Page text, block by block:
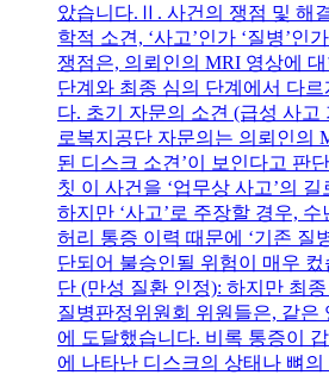
았습니다.Ⅱ. 사건의 쟁점 및 해
학적 소견, ‘사고’인가 ‘질병’인
쟁점은, 의뢰인의 MRI 영상에
단계와 최종 심의 단계에서 다
다. 초기 자문의 소견 (급성 사고
로복지공단 자문의는 의뢰인의
된 디스크 소견’이 보인다고 판
칫 이 사건을 ‘업무상 사고’의
하지만 ‘사고’로 주장할 경우,
허리 통증 이력 때문에 ‘기존 질
단되어 불승인될 위험이 매우
단 (만성 질환 인정): 하지만 최
질병판정위원회 위원들은, 같은
에 도달했습니다. 비록 통증이
에 나타난 디스크의 상태나 뼈의